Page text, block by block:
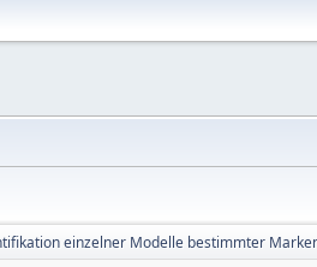
einzelner Modelle bestimmter